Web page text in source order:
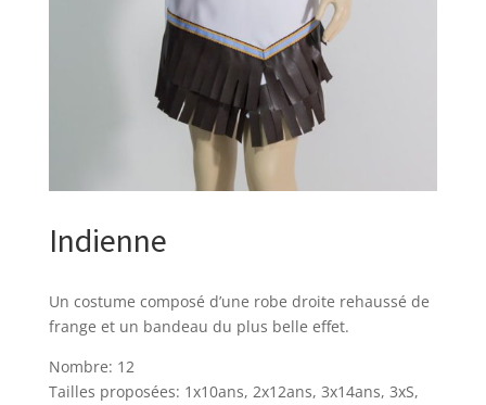
Indienne
Un costume composé d’une robe droite rehaussé de
frange et un bandeau du plus belle effet.
Nombre: 12
Tailles proposées: 1x10ans, 2x12ans, 3x14ans, 3xS,